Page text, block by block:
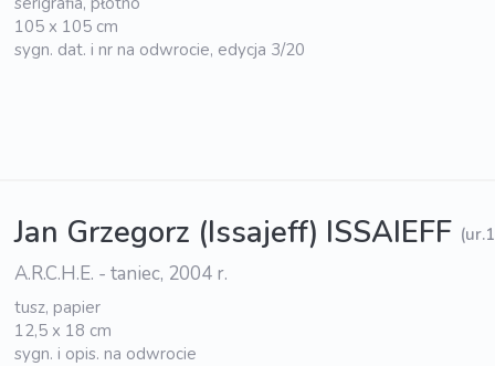
105 x 105 cm
sygn. dat. i nr na odwrocie, edycja 3/20
Jan Grzegorz (Issajeff) ISSAIEFF
A.R.C.H.E. - taniec, 2004 r.
tusz, papier
12,5 x 18 cm
sygn. i opis. na odwrocie